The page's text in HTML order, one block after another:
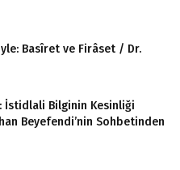
Basîret ve Firâset / Dr.
İstidlali Bilginin Kesinliği
Beyefendi’nin Sohbetinden